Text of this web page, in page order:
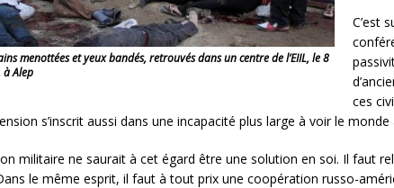
menottées et yeux bandés, retrouvés dans un centre de l’EIIL, le 8
Alep
C’est
ces
s’inscrit aussi dans une incapacité plus large à voir le
militaire ne saurait à cet égard être une solution en soi. Il faut
le même esprit, il faut à tout prix une coopération russo-